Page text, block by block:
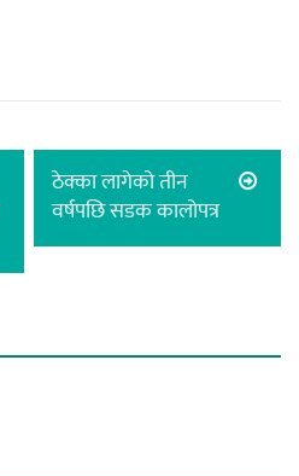
ठेक्का लागेको तीन
वर्षपछि सडक कालोपत्र